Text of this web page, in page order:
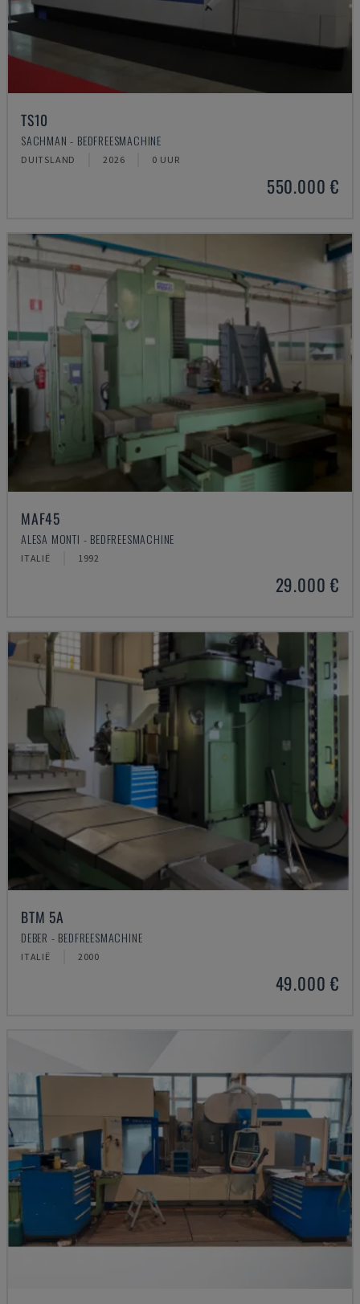
TS10
SACHMAN - BEDFREESMACHINE
DUITSLAND 2026 0 UUR
550.000 €
MAF45
ALESA MONTI - BEDFREESMACHINE
ITALIË 1992
29.000 €
BTM 5A
DEBER - BEDFREESMACHINE
ITALIË 2000
49.000 €